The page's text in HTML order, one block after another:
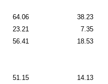
64.06
38.23
23.21
7.35
56.41 18.53
51.15
14.13